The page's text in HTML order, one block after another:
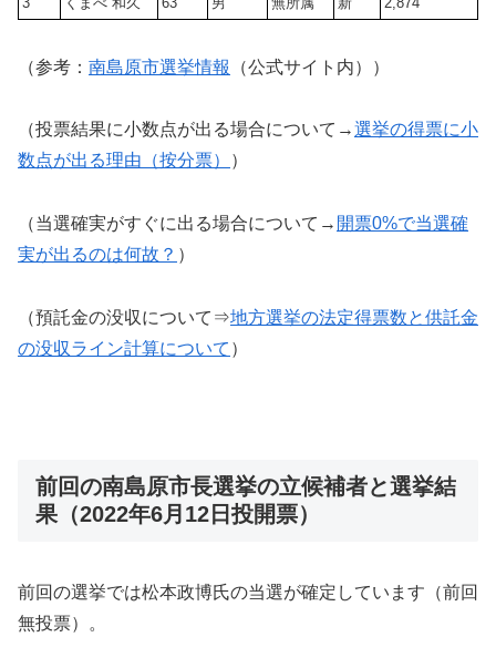
（参考： 南島原市選挙情報 （公式サイト内））
（投票結果に小数点が出る場合について→選挙の得票に小
数点が出る理由（按分票）
）
（当選確実がすぐに出る場合について→ 開票0%で当選確
実が出るのは何故？ ）
（預託金の没収について⇒地方選挙の法定得票数と供託金
の没収ライン計算について ）
前回の南島原市長選挙の立候補者と選挙結
果（2022年6月12日投開票）
前回の選挙では松本政博氏の当選が確定しています（前回
無投票）。